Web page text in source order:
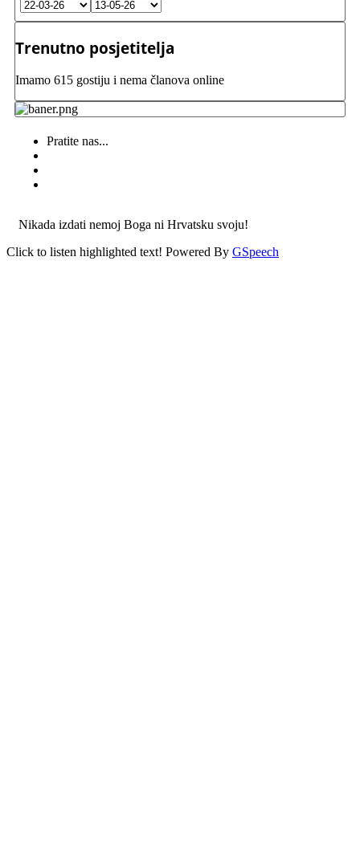
Trenutno posjetitelja
Imamo 615 gostiju i nema članova online
Pratite nas...
Nikada izdati nemoj Boga ni Hrvatsku svoju!
Click to listen highlighted text! Powered By GSpeech